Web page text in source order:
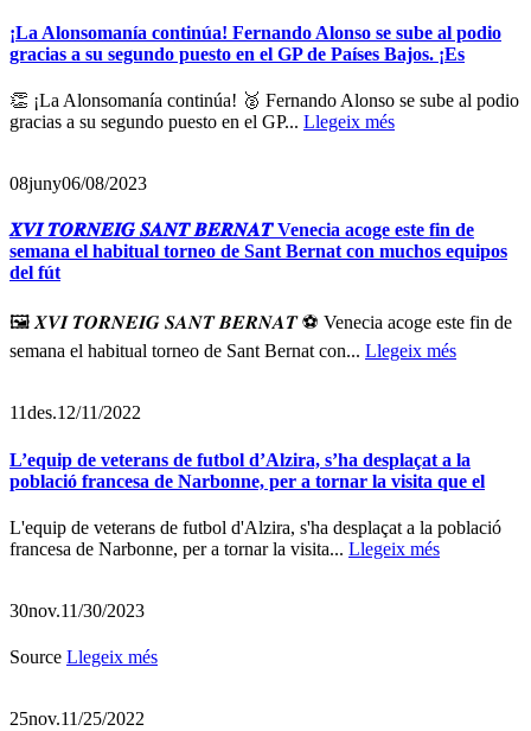
¡La Alonsomanía continúa! Fernando Alonso se sube al podio
gracias a su segundo puesto en el GP de Países Bajos. ¡Es
👏 ¡La Alonsomanía continúa! 🥈 Fernando Alonso se sube al podio
gracias a su segundo puesto en el GP... Llegeix més
08juny06/08/2023
𝑿𝑽𝑰 𝑻𝑶𝑹𝑵𝑬𝑰𝑮 𝑺𝑨𝑵𝑻 𝑩𝑬𝑹𝑵𝑨𝑻 Venecia acoge este fin de
semana el habitual torneo de Sant Bernat con muchos equipos
del fút
🖼️ 𝑿𝑽𝑰 𝑻𝑶𝑹𝑵𝑬𝑰𝑮 𝑺𝑨𝑵𝑻 𝑩𝑬𝑹𝑵𝑨𝑻 ⚽️ Venecia acoge este fin de
semana el habitual torneo de Sant Bernat con... Llegeix més
11des.12/11/2022
L’equip de veterans de futbol d’Alzira, s’ha desplaçat a la
població francesa de Narbonne, per a tornar la visita que el
L'equip de veterans de futbol d'Alzira, s'ha desplaçat a la població
francesa de Narbonne, per a tornar la visita... Llegeix més
30nov.11/30/2023
Source Llegeix més
25nov.11/25/2022